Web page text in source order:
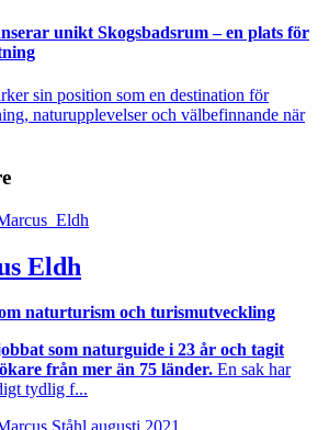
unikt Skogsbadsrum – en plats för
sin position som en destination för
naturupplevelser och välbefinnande när
Eldh
naturturism och turismutveckling
som naturguide i 23 år och tagit
från mer än 75 länder. En sak har
tydlig f...